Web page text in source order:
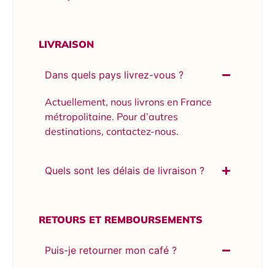
LIVRAISON
Dans quels pays livrez-vous ?
Actuellement, nous livrons en France
métropolitaine. Pour d’autres
destinations, contactez-nous.
Quels sont les délais de livraison ?
RETOURS ET REMBOURSEMENTS
Puis-je retourner mon café ?